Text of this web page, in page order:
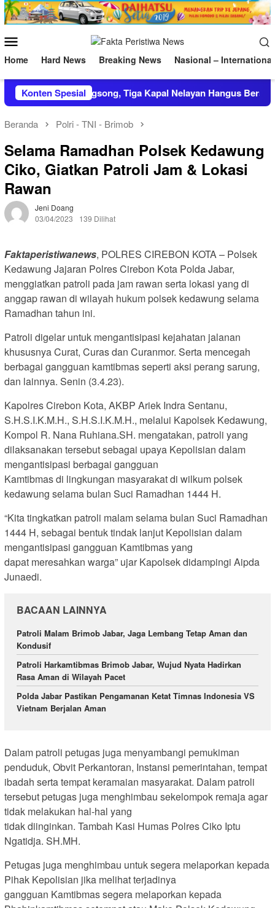
Loncat
ke
Mobile
Home Hard News Breaking News Nasional – International
Konten Spesial
Karangsong, Tiga Kapal Nelayan Hangus Bersama
Beranda Polri - TNI - Brimob
Selama Ramadhan Polsek Kedawung
Ciko, Giatkan Patroli Jam & Lokasi
Rawan
Jeni Doang
03/04/2023
139 Dilihat
Faktaperistiwanews, POLRES CIREBON KOTA – Polsek
Kedawung Jajaran Polres Cirebon Kota Polda Jabar,
menggiatkan patroli pada jam rawan serta lokasi yang di
anggap rawan di wilayah hukum polsek kedawung selama
Ramadhan tahun ini.
Patroli digelar untuk mengantisipasi kejahatan jalanan
khususnya Curat, Curas dan Curanmor. Serta mencegah
berbagai gangguan kamtibmas seperti aksi perang sarung,
dan lainnya. Senin (3.4.23).
Kapolres Cirebon Kota, AKBP Ariek Indra Sentanu,
S.H.S.I.K.M.H., S.H.S.I.K.M.H., melalui Kapolsek Kedawung,
Kompol R. Nana Ruhiana.SH. mengatakan, patroli yang
dilaksanakan tersebut sebagai upaya Kepolisian dalam
mengantisipasi berbagai gangguan
Kamtibmas di lingkungan masyarakat di wilkum polsek
kedawung selama bulan Suci Ramadhan 1444 H.
“Kita tingkatkan patroli malam selama bulan Suci Ramadhan
1444 H, sebagai bentuk tindak lanjut Kepolisian dalam
mengantisipasi gangguan Kamtibmas yang
dapat meresahkan warga” ujar Kapolsek didampingi Aipda
Junaedi.
BACAAN LAINNYA
Patroli Malam Brimob Jabar, Jaga Lembang Tetap Aman dan
Kondusif
Patroli Harkamtibmas Brimob Jabar, Wujud Nyata Hadirkan
Rasa Aman di Wilayah Pacet
Polda Jabar Pastikan Pengamanan Ketat Timnas Indonesia VS
Vietnam Berjalan Aman
Dalam patroli petugas juga menyambangi pemukiman
penduduk, Obvit Perkantoran, Instansi pemerintahan, tempat
ibadah serta tempat keramaian masyarakat. Dalam patroli
tersebut petugas juga menghimbau sekelompok remaja agar
tidak melakukan hal-hal yang
tidak diinginkan. Tambah Kasi Humas Polres Ciko Iptu
Ngatidja. SH.MH.
Petugas juga menghimbau untuk segera melaporkan kepada
Pihak Kepolisian jika melihat terjadinya
gangguan Kamtibmas segera melaporkan kepada